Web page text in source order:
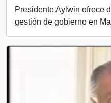
Presidente Aylwin ofrece
gestión de gobierno en